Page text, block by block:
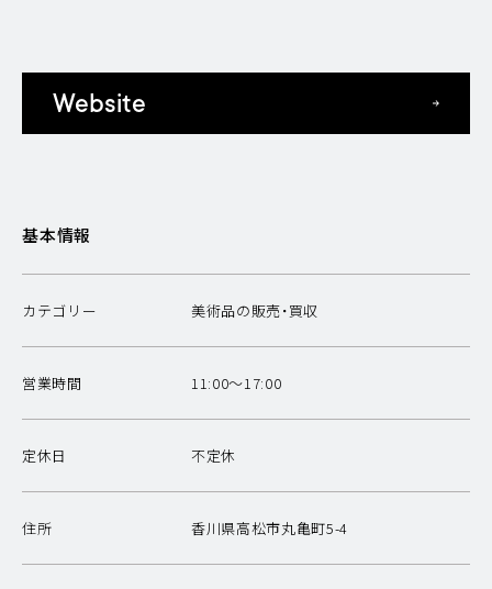
Website
基本情報
カテゴリー 美術品の販売・買収
営業時間 11:00〜17:00
定休日 不定休
住所 香川県高松市丸亀町5-4